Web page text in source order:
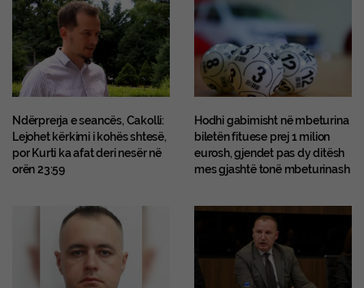
Ndërprerja e seancës, Cakolli:
Lejohet kërkimi i kohës shtesë,
por Kurti ka afat deri nesër në
orën 23:59
Hodhi gabimisht në mbeturina
biletën fituese prej 1 milion
eurosh, gjendet pas dy ditësh
mes gjashtë tonë mbeturinash